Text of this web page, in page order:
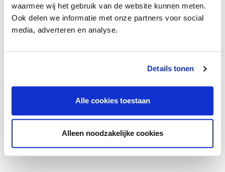
waarmee wij het gebruik van de website kunnen meten.
Ook delen we informatie met onze partners voor social
media, adverteren en analyse.
Details tonen
Alle cookies toestaan
Alleen noodzakelijke cookies
Ondanks de zorg die wij aan de informatie besteed
hebben, aanvaarden wij geen aansprakelijkheid voor
schade als gevolg van onvolledigheid, actualiteit of
Wij raden u aan gebruik te maken van uw eigen NVM
Locatie